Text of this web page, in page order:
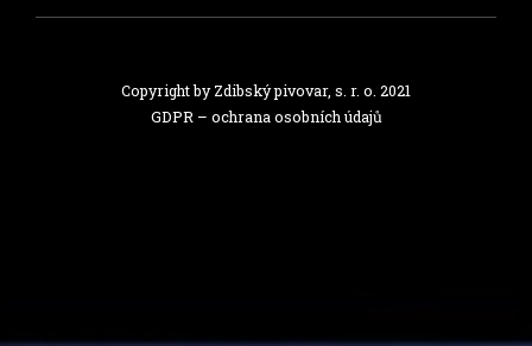
Copyright by Zdibský pivovar, s. r. o. 2021
GDPR – ochrana osobních údajů‎